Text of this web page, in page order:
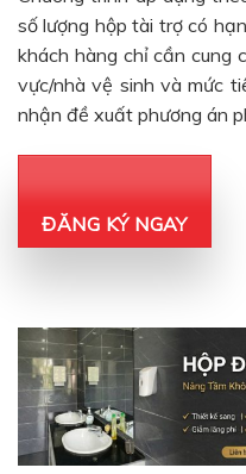
số lượng hộp tài trợ có
khách hàng chỉ cần cung
vực/nhà vệ sinh và mức
nhận đề xuất phương án
ĐĂNG KÝ NGAY